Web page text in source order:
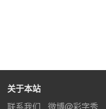
关于本站
联系我们
微博@彩字秀